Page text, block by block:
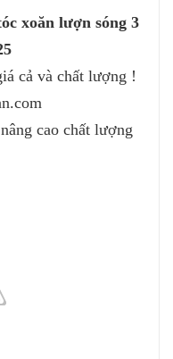
xoăn lượn sóng 3
cả và chất lượng !
cao chất lượng